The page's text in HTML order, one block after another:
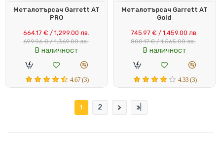
Металотърсач Garrett AT
PRO
664.17 € / 1,299.00 лв.
699.96 € / 1,369.00 лв.
В наличност
4.67 (3)
Металотърсач Garrett AT
Gold
745.97 € / 1,459.00 лв.
800.17 € / 1,565.00 лв.
В наличност
4.33 (3)
1 2 > >|